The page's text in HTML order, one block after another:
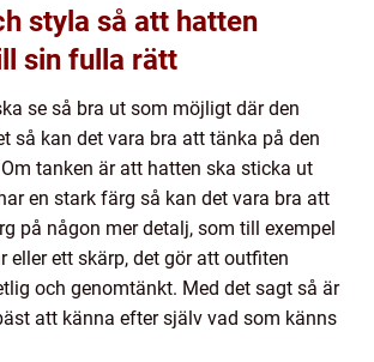
styla så att hatten
sin fulla rätt
se så bra ut som möjligt där den
så kan det vara bra att tänka på den
tanken är att hatten ska sticka ut
en stark färg så kan det vara bra att
på någon mer detalj, som till exempel
eller ett skärp, det gör att outfiten
och genomtänkt. Med det sagt så är
att känna efter själv vad som känns